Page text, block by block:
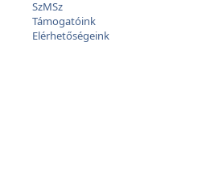
SzMSz
Támogatóink
Elérhetőségeink